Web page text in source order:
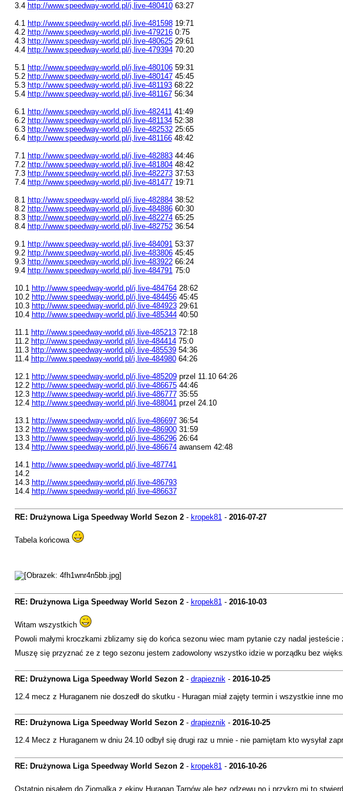
3.4 http://www.speedway-world.pl/i,live-48041063:27
4.1 http://www.speedway-world.pl/i,live-48159819:71
4.2 http://www.speedway-world.pl/i,live-4792160:75
4.3 http://www.speedway-world.pl/i,live-48062529:61
4.4 http://www.speedway-world.pl/i,live-47939470:20
5.1 http://www.speedway-world.pl/i,live-48010659:31
5.2 http://www.speedway-world.pl/i,live-48014745:45
5.3 http://www.speedway-world.pl/i,live-48119368:22
5.4 http://www.speedway-world.pl/i,live-48116756:34
6.1 http://www.speedway-world.pl/i,live-48241141:49
6.2 http://www.speedway-world.pl/i,live-48113452:38
6.3 http://www.speedway-world.pl/i,live-48253225:65
6.4 http://www.speedway-world.pl/i,live-48116648:42
7.1 http://www.speedway-world.pl/i,live-48288344:46
7.2 http://www.speedway-world.pl/i,live-48180448:42
7.3 http://www.speedway-world.pl/i,live-48227337:53
7.4 http://www.speedway-world.pl/i,live-48147719:71
8.1 http://www.speedway-world.pl/i,live-48288438:52
8.2 http://www.speedway-world.pl/i,live-48488660:30
8.3 http://www.speedway-world.pl/i,live-48227465:25
8.4 http://www.speedway-world.pl/i,live-48275236:54
9.1 http://www.speedway-world.pl/i,live-48409153:37
9.2 http://www.speedway-world.pl/i,live-48380645:45
9.3 http://www.speedway-world.pl/i,live-48392266:24
9.4 http://www.speedway-world.pl/i,live-48479175:0
10.1 http://www.speedway-world.pl/i,live-48476428:62
10.2 http://www.speedway-world.pl/i,live-48445645:45
10.3 http://www.speedway-world.pl/i,live-48492329:61
10.4 http://www.speedway-world.pl/i,live-48534440:50
11.1 http://www.speedway-world.pl/i,live-48521372:18
11.2 http://www.speedway-world.pl/i,live-48441475:0
11.3 http://www.speedway-world.pl/i,live-48553954:36
11.4 http://www.speedway-world.pl/i,live-48498064:26
12.1 http://www.speedway-world.pl/i,live-485209przel 11.10 64:26
12.2 http://www.speedway-world.pl/i,live-48667544:46
12.3 http://www.speedway-world.pl/i,live-48677735:55
12.4 http://www.speedway-world.pl/i,live-488041przel 24.10
13.1 http://www.speedway-world.pl/i,live-48669736:54
13.2 http://www.speedway-world.pl/i,live-48690031:59
13.3 http://www.speedway-world.pl/i,live-48629626:64
13.4 http://www.speedway-world.pl/i,live-486674awansem 42:48
14.1 http://www.speedway-world.pl/i,live-487741
14.2
14.3 http://www.speedway-world.pl/i,live-486793
14.4 http://www.speedway-world.pl/i,live-486637
RE: Drużynowa Liga Speedway World Sezon 2- kropek81- 2016-07-27
Tabela końcowa
RE: Drużynowa Liga Speedway World Sezon 2- kropek81- 2016-10-03
Witam wszystkich
Powoli małymi kroczkami zblizamy się do końca sezonu wiec mam pytanie czy nadal jesteście
Muszę się przyznać ze z tego sezonu jestem zadowolony wszystko idzie w porządku bez
RE: Drużynowa Liga Speedway World Sezon 2- drapieznik- 2016-10-25
12.4 mecz z Huraganem nie doszedł do skutku - Huragan miał zajęty termin i wszystkie inne
RE: Drużynowa Liga Speedway World Sezon 2- drapieznik- 2016-10-25
12.4 Mecz z Huraganem w dniu 24.10 odbył się drugi raz u mnie - nie pamiętam kto wysyłał
RE: Drużynowa Liga Speedway World Sezon 2- kropek81- 2016-10-26
Ostatnio pisałem do Ziomalka z ekipy Huragan Tarnów ale bez odzewu no i przykro mi to